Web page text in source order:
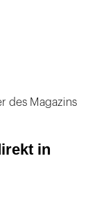
des Magazins
in